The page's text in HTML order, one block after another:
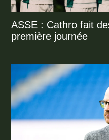
ASSE : Cathro fait
première journée